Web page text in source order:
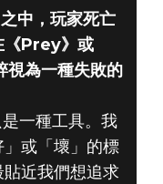
中，玩家死亡
《Prey》或
為一種失敗的
是一種工具。我
或「壞」的標
近我們想追求